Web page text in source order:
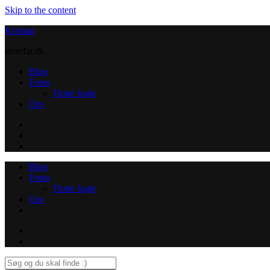
Skip to the content
Kristian
Blog
Fotos
Flotte fugle
Om
Blog
Fotos
Flotte fugle
Om
Search